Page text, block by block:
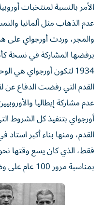
الأمر بالنسبة لمنتخبات
عدم الذهاب مثل ألمانيا
والمجر، وردت أورجواي على
برفضها المشاركة في نسخة
1934 لتكون أورجواي هي
القدم التي رفضت الدفاع عن
عدم مشاركة إيطاليا
أورجواي بتنفيذ كل الشروط
بمناسبة مرور 100 عام على وضع دستور الأورجواي.